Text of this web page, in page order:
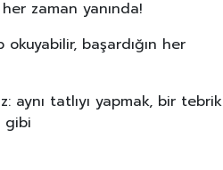
zaman yanında!
başardığın her
tatlıyı yapmak, bir tebrik
gibi